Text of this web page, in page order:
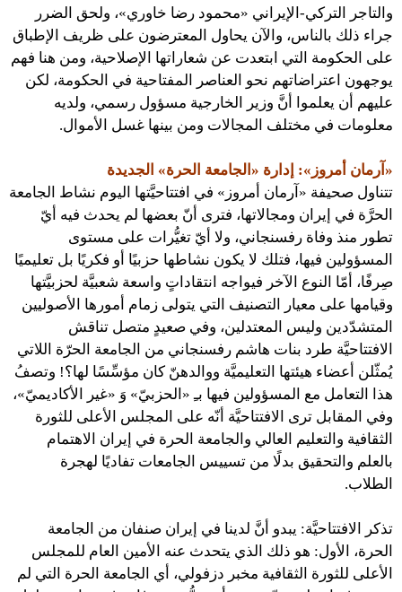
والتاجر التركي-الإيراني «محمود رضا خاوري»، ولحق الضرر
جراء ذلك بالناس، والآن يحاول المعترضون على ظريف الإطباق
على الحكومة التي ابتعدت عن شعاراتها الإصلاحية، ومن هنا فهم
يوجهون اعتراضاتهم نحو العناصر المفتاحية في الحكومة، لكن
عليهم أن يعلموا أنَّ وزير الخارجية مسؤول رسمي، ولديه
معلومات في مختلف المجالات ومن بينها غسل الأموال.
«آرمان أمروز»: إدارة «الجامعة الحرة» الجديدة
تتناول صحيفة «آرمان أمروز» في افتتاحيَّتها اليوم نشاط الجامعة
الحرَّة في إيران ومجالاتها، فترى أنّ بعضها لم يحدث فيه أيّ
تطور منذ وفاة رفسنجاني، ولا أيّ تغيُّرات على مستوى
المسؤولين فيها، فتلك لا يكون نشاطها حزبيًا أو فكريًا بل تعليميًا
صِرفًا، أمّا النوع الآخر فيواجه انتقاداتٍ واسعة شعبيَّة لحزبيَّتها
وقيامها على معيار التصنيف التي يتولى زمام أمورها الأصوليين
المتشدّدين وليس المعتدلين، وفي صعيدٍ متصل تناقش
الافتتاحيَّة طرد بنات هاشم رفسنجاني من الجامعة الحرّة اللاتي
يُمثّلن أعضاء هيئتها التعليميَّة ووالدهنّ كان مؤسِّسًا لها؟! وتصفُ
هذا التعامل مع المسؤولين فيها بـِ «الحزبيّ» وَ «غير الأكاديميّ»،
وفي المقابل ترى الافتتاحيَّة أنّه على المجلس الأعلى للثورة
الثقافية والتعليم العالي والجامعة الحرة في إيران الاهتمام
بالعلم والتحقيق بدلًا من تسييس الجامعات تفاديًا لهجرة
الطلاب.
تذكر الافتتاحيَّة: يبدو أنَّ لدينا في إيران صنفان من الجامعة
الحرة، الأول: هو ذلك الذي يتحدث عنه الأمين العام للمجلس
الأعلى للثورة الثقافية مخبر دزفولي، أي الجامعة الحرة التي لم